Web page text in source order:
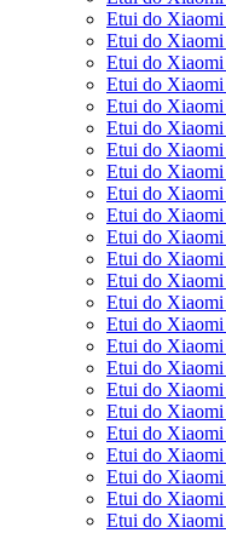
Etui do
Etui do
Etui do
Etui do
Etui do
Etui do
Etui do Xiaomi
Etui do
Etui do
Etui do Xiaomi
Etui do
Etui do
Etui do
Etui do
Etui do
Etui do
Etui do
Etui do
Etui do
Etui do
Etui do
Etui do
Etui do
Etui do